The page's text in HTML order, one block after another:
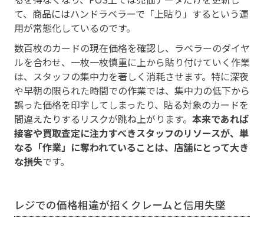
て、商品にはハンドラベラーで「上貼り」するという運
用が常態化しているのです。
数百枚のカードの現在価格を確認し、ラベラーのダイヤ
ルを合わせ、一枚一枚慎重に上から貼り付けていく作業
は、スタッフの集中力を著しく消耗させます。特に深夜
や早朝の限られた時間での作業では、集中力の低下から
誤った価格を印字してしまったり、貼る対象のカードを
間違えたりするリスクが跳ね上がります。 本来であれば
接客や買取査定に注力すべきスタッフのリソースが、単
なる「作業」に奪われていることは、店舗にとって大き
な損失です。
レジでの価格相違が招くクレームと信用失墜